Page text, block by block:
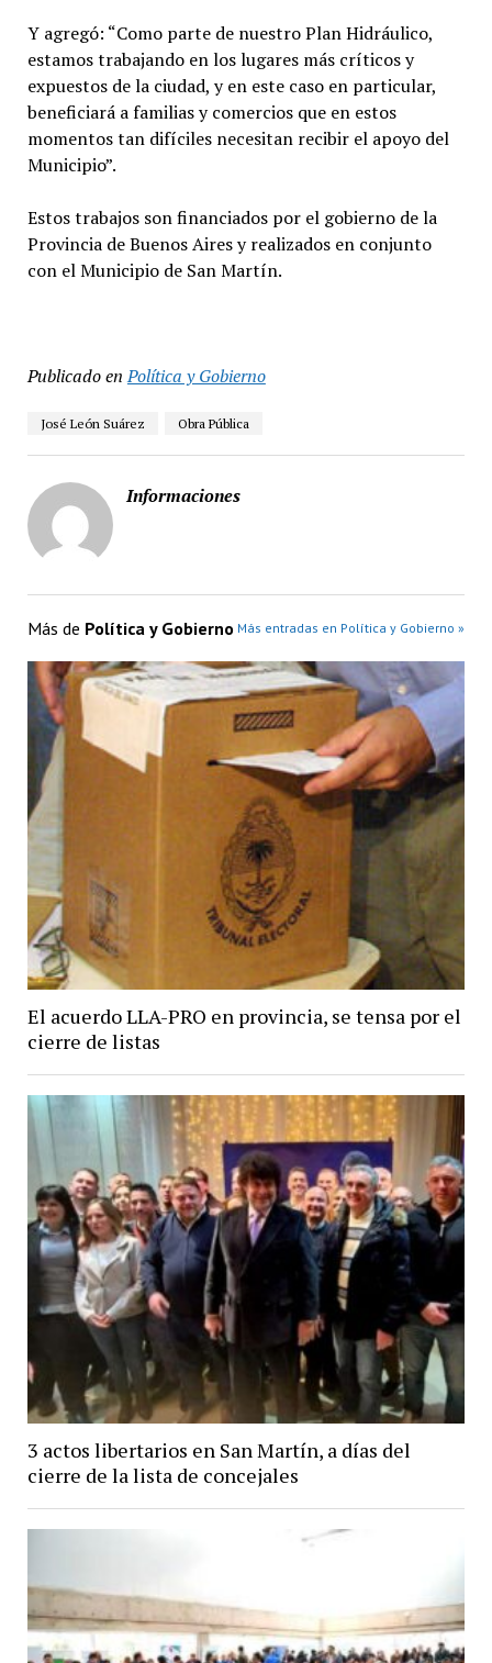
Y agregó: “Como parte de nuestro Plan Hidráulico,
estamos trabajando en los lugares más críticos y
expuestos de la ciudad, y en este caso en particular,
beneficiará a familias y comercios que en estos
momentos tan difíciles necesitan recibir el apoyo del
Municipio”.
Estos trabajos son financiados por el gobierno de la
Provincia de Buenos Aires y realizados en conjunto
con el Municipio de San Martín.
Publicado en Política y Gobierno
José León Suárez Obra Pública
Informaciones
Más de Política y Gobierno Más entradas en Política y Gobierno »
El acuerdo LLA-PRO en provincia, se tensa por el
cierre de listas
3 actos libertarios en San Martín, a días del
cierre de la lista de concejales